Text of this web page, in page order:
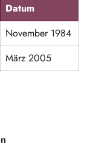
Datum
November 1984
März 2005